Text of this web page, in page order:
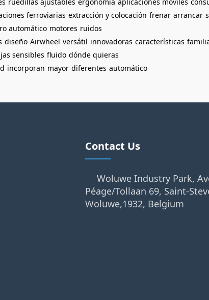
ferroviarias extracción y colocación frenar arrancar
automático motores ruidos
diseño Airwheel versátil innovadoras características
sensibles fluido dónde quieras
incorporan mayor diferentes automático
Contact Us
Woluwe Industry Park,
Péage/Tollaan 69, Saint-
Woluwe,1932, Belgium